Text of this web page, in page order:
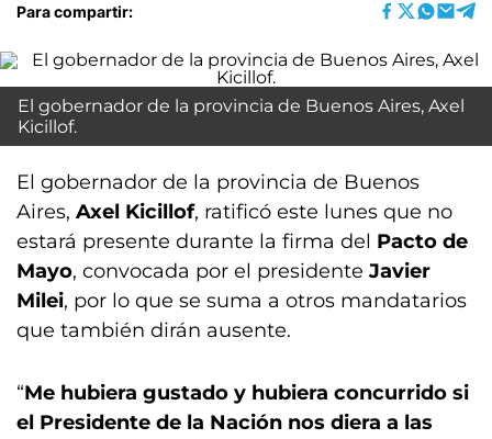
Para compartir:
El gobernador de la provincia de Buenos Aires, Axel
Kicillof.
El gobernador de la provincia de Buenos
Aires, Axel Kicillof, ratificó este lunes que no
estará presente durante la firma del Pacto de
Mayo, convocada por el presidente Javier
Milei, por lo que se suma a otros mandatarios
que también dirán ausente.
“Me hubiera gustado y hubiera concurrido si
el Presidente de la Nación nos diera a las